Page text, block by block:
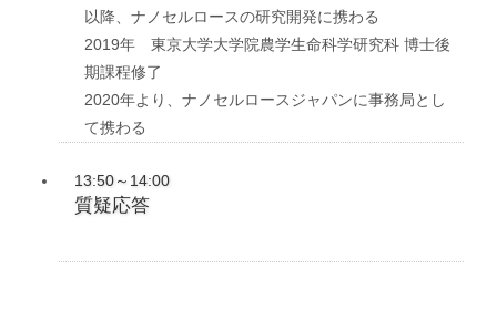
以降、ナノセルロースの研究開発に携わる
2019年 東京大学大学院農学生命科学研究科 博士後
期課程修了
2020年より、ナノセルロースジャパンに事務局とし
て携わる
13:50～14:00
質疑応答